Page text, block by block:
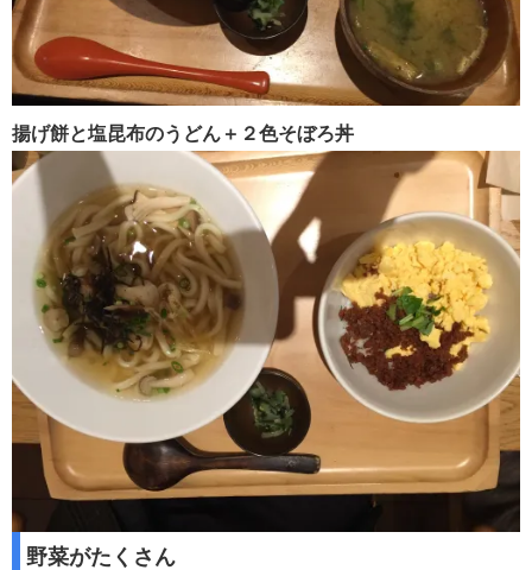
揚げ餅と塩昆布のうどん＋２色そぼろ丼
野菜がたくさん